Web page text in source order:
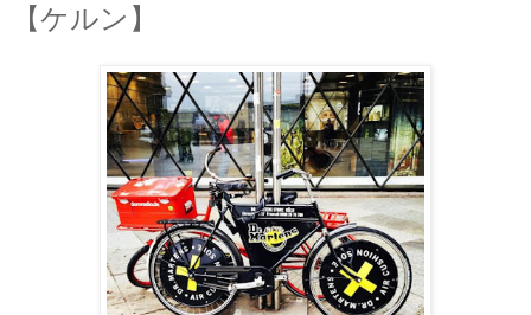
【ケルン】